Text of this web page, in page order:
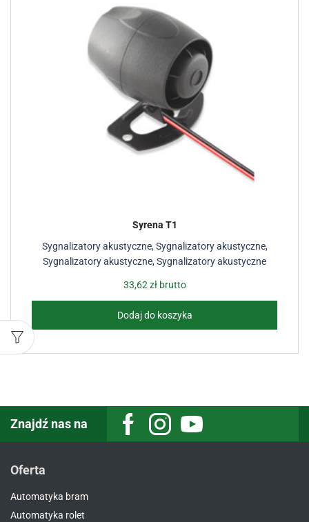
Sygnalizatory akustyczne,Sygnalizatory akustyczne,
Sygnalizatory akustyczne,Sygnalizatory akustyczne
Syrena T1
33,62 złbrutto
Dodaj do koszyka
Znajdź nas na FacebookInstagramYoutube
Oferta
Automatyka bram
Automatyka rolet